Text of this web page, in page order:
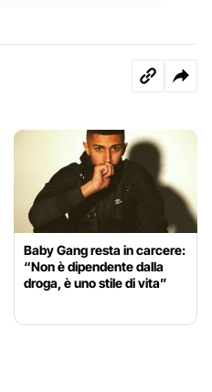
Baby Gang resta in carcere:
“Non è dipendente dalla
droga, è uno stile di vita”